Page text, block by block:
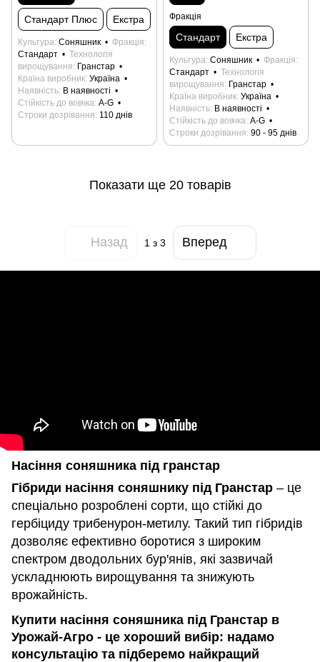
Стандарт Плюс Екстра
Культура Соняшник
Фракція
Стандарт
Технологія
вирощування Гранстар
Країна виробник Україна
Наявність В наявності
Стійкість до вовчка А-G
Строки дозрівання 110 днів
Фракція
Стандарт Екстра
Культура Соняшник
Фракція
Стандарт
Технологія
вирощування Гранстар
Країна виробник Україна
Наявність В наявності
Стійкість до вовчка А-G
Строки дозрівання 90 - 95 днів
Показати ще 20 товарів
Назад 1 з 3 Вперед
Насіння соняшника під гранстар
Гібриди насіння соняшнику під Гранстар – це
спеціально розроблені сорти, що стійкі до
гербіциду трибенурон-метилу. Такий тип гібридів
дозволяє ефективно боротися з широким
спектром дводольних бур'янів, які зазвичай
ускладнюють вирощування та знижують
врожайність.
Купити насіння соняшника під Гранстар в
Урожай-Агро - це хороший вибір: надамо
консультацію та підберемо найкращий